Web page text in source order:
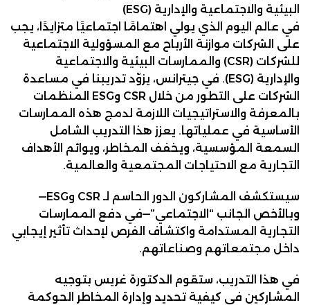
البيئية والاجتماعية والإدارية (ESG)
في عالم اليوم الذي يولي اهتمامًا اجتماعيًا متزايدًا، يجب
على الشركات موازنة الأرباح مع المسؤولية الاجتماعية
للشركات (CSR) والممارسات البيئية والاجتماعية
والإدارية (ESG). في جيترانس، يزوّد تدريبنا في مساعدة
الشركات على التطور من خلال CSR وESG المنظمات
بالمعرفة والاستراتيجيات اللازمة لدمج هذه الممارسات
الأساسية في عملياتها. يعزز هذا التدريب الشامل
السمعة المؤسسية، ويخفف المخاطر، ويوائم الأهداف
التجارية مع الاحتياجات المجتمعية والعالمية.
سيستكشف المشاركون الدور الحاسم لـ CSR وESG—
وبالأخص الجانب “الاجتماعي”—في دفع الممارسات
التجارية المستدامة واكتشاف الفرص لإحداث تأثير إيجابي
داخل مجتمعاتهم وصناعاتهم.
في هذا التدريب، ستقوم الدكتورة غريس بتوجيه
المشاركين في كيفية تحديد وإدارة المخاطر الحوكمة